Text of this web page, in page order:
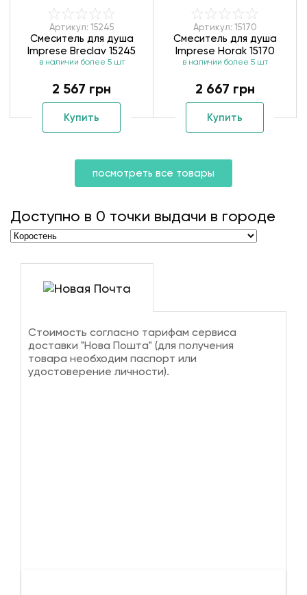
Артикул: 15245
Смеситель для душа
Imprese Breclav 15245
в наличии более 5 шт
2 567 грн
Купить
Артикул: 15170
Смеситель для душа
Imprese Horak 15170
в наличии более 5 шт
2 667 грн
Купить
посмотреть все товары
Доступно в 0 точки выдачи в городе
Стоимость согласно тарифам сервиса
доставки "Нова Пошта" (для получения
товара необходим паспорт или
удостоверение личности).